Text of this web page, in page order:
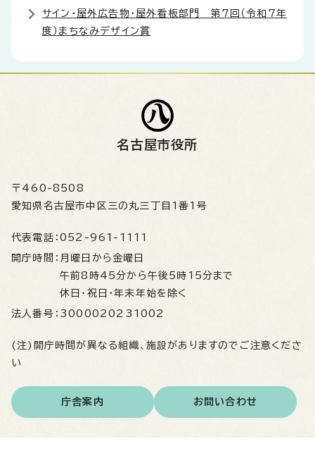
サイン・屋外広告物・屋外看板部門 第7回（令和7年
度）まちなみデザイン賞
名古屋市役所
〒460-8508
愛知県名古屋市中区三の丸三丁目1番1号
代表電話： 052-961-1111
開庁時間： 月曜日から金曜日
午前8時45分から午後5時15分まで
休日・祝日・年末年始を除く
法人番号： 3000020231002
(注)開庁時間が異なる組織、施設がありますのでご注意くださ
い
庁舎案内 お問い合わせ